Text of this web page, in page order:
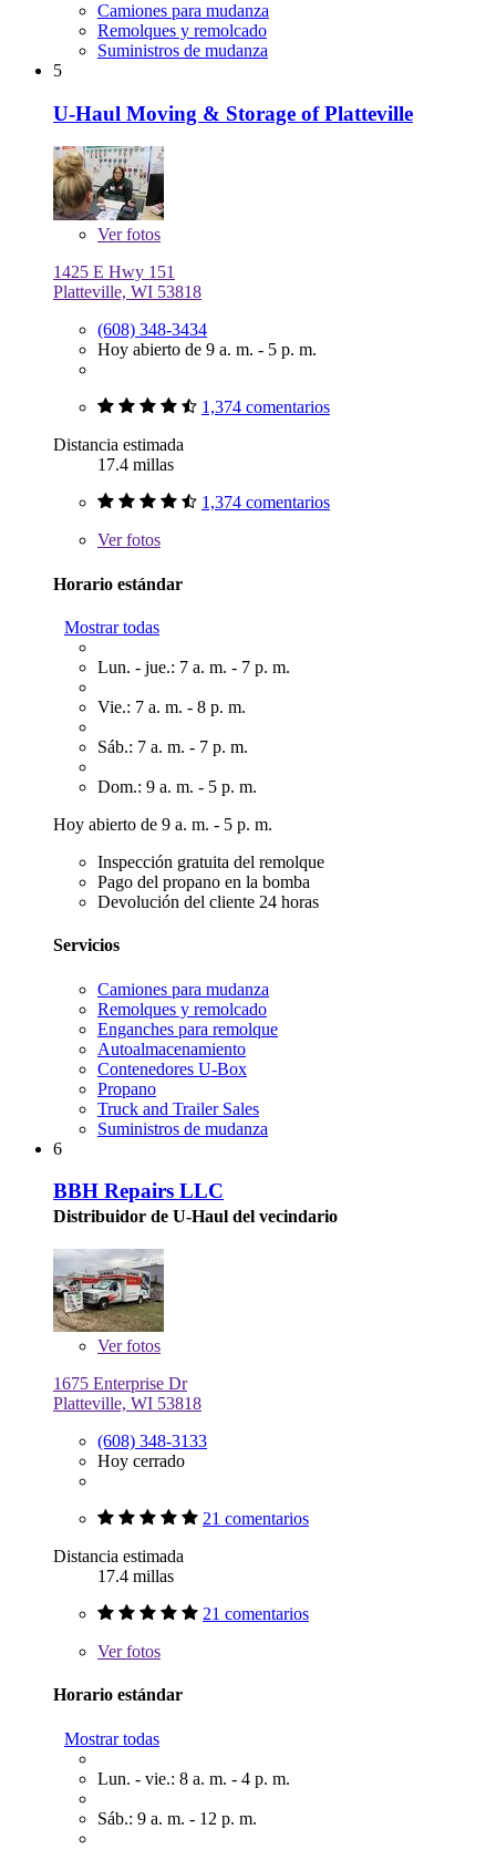
Camiones para mudanza
Remolques y remolcado
Suministros de mudanza
5
U-Haul Moving & Storage of Platteville
Verfotos
1425 E Hwy 151
Platteville, WI 53818
(608) 348-3434
Hoy abierto de 9 a. m. - 5 p. m.
1,374 comentarios
Distancia estimada
17.4 millas
1,374 comentarios
Verfotos
Horario estándar
Mostrar todas
Lun. - jue.: 7 a. m. - 7 p. m.
Vie.: 7 a. m. - 8 p. m.
Sáb.: 7 a. m. - 7 p. m.
Dom.: 9 a. m. - 5 p. m.
Hoy abierto de 9 a. m. - 5 p. m.
Inspección gratuita del remolque
Pago del propano en la bomba
Devolución del cliente 24 horas
Servicios
Camiones para mudanza
Remolques y remolcado
Enganches para remolque
Autoalmacenamiento
Contenedores U-Box
Propano
Truck and Trailer Sales
Suministros de mudanza
6
BBH Repairs LLC
Distribuidor de U-Haul del vecindario
Verfotos
1675 Enterprise Dr
Platteville, WI 53818
(608) 348-3133
Hoy cerrado
21 comentarios
Distancia estimada
17.4 millas
21 comentarios
Verfotos
Horario estándar
Mostrar todas
Lun. - vie.: 8 a. m. - 4 p. m.
Sáb.: 9 a. m. - 12 p. m.